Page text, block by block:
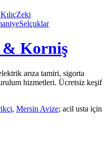
Zeki
Selçuklar
Korniş
arıza tamiri, sigorta
hizmetleri. Ücretsiz keşif
, Mersin Avize; acil usta için